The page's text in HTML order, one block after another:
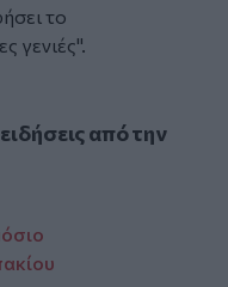
το
γενιές".
από την